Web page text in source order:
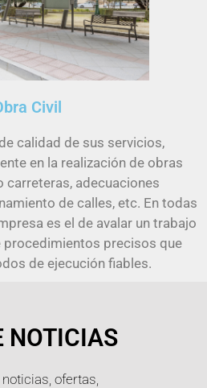
Civil
calidad de sus servicios,
en la realización de obras
carreteras, adecuaciones
de calles, etc. En todas
es el de avalar un trabajo
procedimientos precisos que
de ejecución fiables.
NOTICIAS
ofertas,